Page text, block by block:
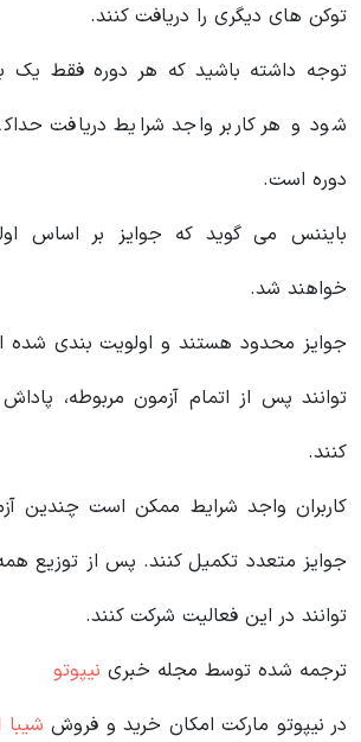
توکن های دیگری را دریافت کنند.
توجه داشته باشید که هر دوره فقط یک
شود و هر کاربر واجد شرایط دریافت
دوره است.
بایننس می‌ گوید که جوایز بر اساس
خواهند شد.
جوایز محدود هستند و اولویت بندی شده
توانند پس از اتمام آزمون مربوطه،
کنند.
کاربران واجد شرایط ممکن است چندین
جوایز متعدد تکمیل کنند. پس از توزیع همه
توانند در این فعالیت شرکت کنند.
ترجمه شده توسط مجله خبری نیپوتو
در نیپوتو مارکت امکان خرید و فروش شیبا